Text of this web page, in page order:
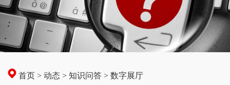
首页 >动态 >知识问答 >数字展厅